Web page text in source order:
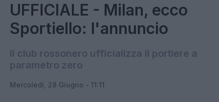
UFFICIALE - Milan, ecco
Sportiello: l'annuncio
Il club rossonero ufficializza il portiere a
parametro zero
Mercoledì, 28 Giugno - 11:11